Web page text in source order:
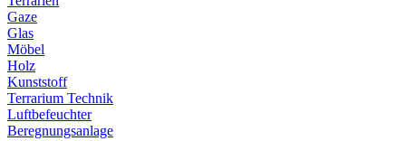
Gaze
Glas
Möbel
Holz
Kunststoff
Terrarium Technik
Luftbefeuchter
Beregnungsanlage